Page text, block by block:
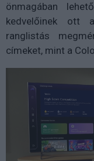
önmagában
kedvelőinek ott
ranglistás
címeket, mint a